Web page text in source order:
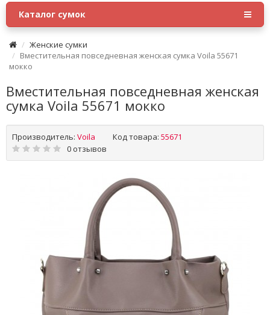
Каталог сумок
Женские сумки
Вместительная повседневная женская сумка Voila 55671
мокко
Вместительная повседневная женская
сумка Voila 55671 мокко
Производитель: Voila Код товара: 55671
0 отзывов